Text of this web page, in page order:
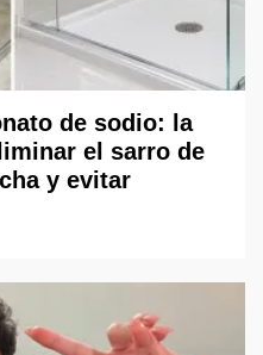
de sodio: la
el sarro de
y evitar